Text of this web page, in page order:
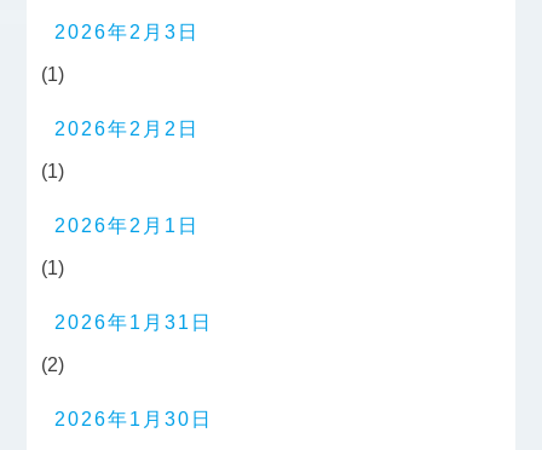
2026年2月3日
(1)
2026年2月2日
(1)
2026年2月1日
(1)
2026年1月31日
(2)
2026年1月30日